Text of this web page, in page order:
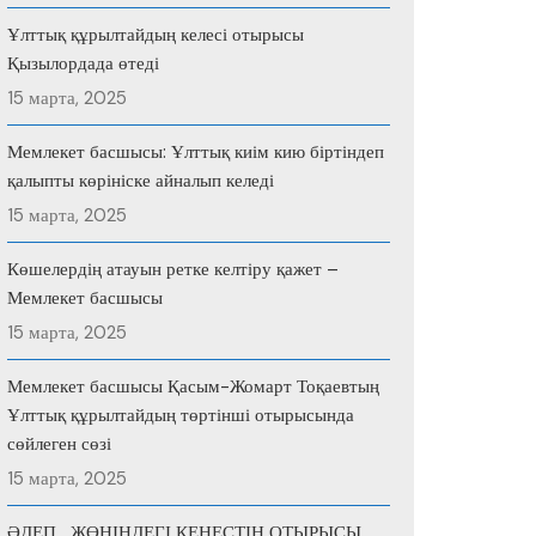
Ұлттық құрылтайдың келесі отырысы
Қызылордада өтеді
15 марта, 2025
Мемлекет басшысы: Ұлттық киім кию біртіндеп
қалыпты көрініске айналып келеді
15 марта, 2025
Көшелердің атауын ретке келтіру қажет –
Мемлекет басшысы
15 марта, 2025
Мемлекет басшысы Қасым-Жомарт Тоқаевтың
Ұлттық құрылтайдың төртінші отырысында
сөйлеген сөзі
15 марта, 2025